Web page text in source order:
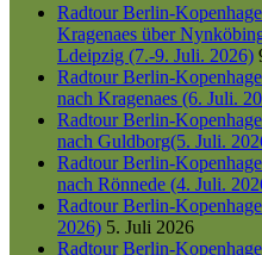
Radtour Berlin-
Kragenaes über
Ldeipzig (7.-9. Juli. 2026)
Radtour Berlin-
nach Kragenaes (6. Juli.
Radtour Berlin-
nach Guldborg(5. Juli.
Radtour Berlin-
nach Rönnede (4. Juli.
Radtour Berlin-
2026) 5. Juli 2026
Radtour Berlin-